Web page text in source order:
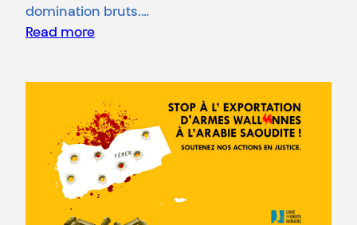
domination bruts.…
Read more